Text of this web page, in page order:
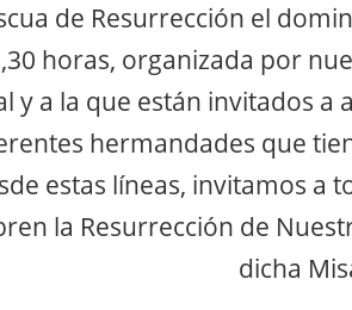
de Resurrección el
horas, organizada por
y a la que están invitados
hermandades que
estas líneas, invitamos a
la Resurrección de
dicha